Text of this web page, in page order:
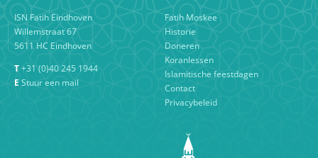
ISN Fatih Eindhoven
Willemstraat 67
5611 HC Eindhoven
T+31 (0)40 245 1944
E Stuur een mail
Fatih Moskee
Historie
Doneren
Koranlessen
Islamitische feestdagen
Contact
Privacybeleid